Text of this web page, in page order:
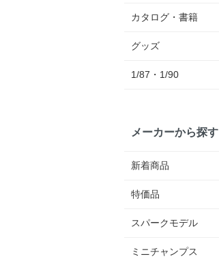
カタログ・書籍
グッズ
1/87・1/90
メーカーから探す
新着商品
特価品
スパークモデル
ミニチャンプス